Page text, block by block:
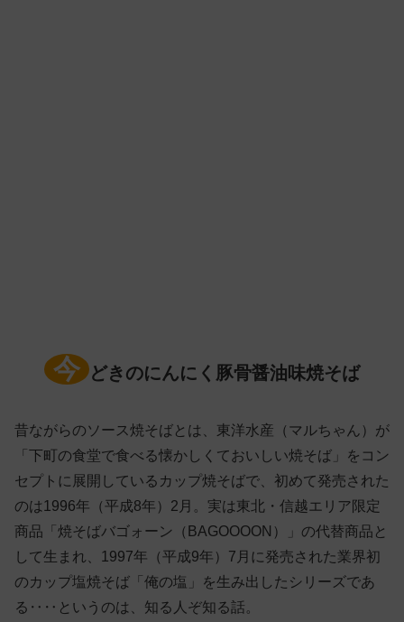
今 どきのにんにく豚骨醤油味焼そば
昔ながらのソース焼そばとは、東洋水産（マルちゃん）が
「下町の食堂で食べる懐かしくておいしい焼そば」をコン
セプトに展開しているカップ焼そばで、初めて発売された
のは1996年（平成8年）2月。実は東北・信越エリア限定
商品「焼そばバゴォーン（BAGOOOON）」の代替商品と
して生まれ、1997年（平成9年）7月に発売された業界初
のカップ塩焼そば「俺の塩」を生み出したシリーズであ
る‥‥というのは、知る人ぞ知る話。